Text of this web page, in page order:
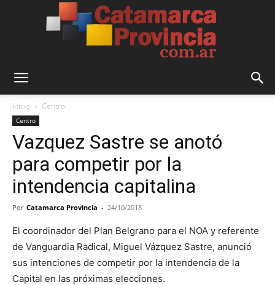
Provincia
Inicio Centro
Centro
Vazquez Sastre se anotó
para competir por la
intendencia capitalina
Por Catamarca Provincia - 24/10/2018
El coordinador del Plan Belgrano para el NOA y referente
de Vanguardia Radical, Miguel Vázquez Sastre, anunció
sus intenciones de competir por la intendencia de la
Capital en las próximas elecciones.